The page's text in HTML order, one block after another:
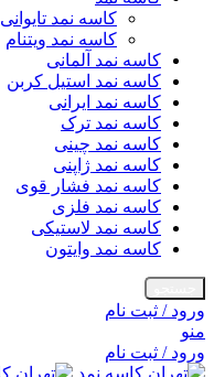
کاسه نمد تایوانی
کاسه نمد ویتنام
کاسه نمد آلمانی
کاسه نمد استیل کربن
کاسه نمد ایرانی
کاسه نمد ترک
کاسه نمد چینی
کاسه نمد ژاپنی
کاسه نمد فشار قوی
کاسه نمد فلزی
کاسه نمد لاستیکی
کاسه نمد وایتون
ورود / ثبت نام
منو
ورود / ثبت نام